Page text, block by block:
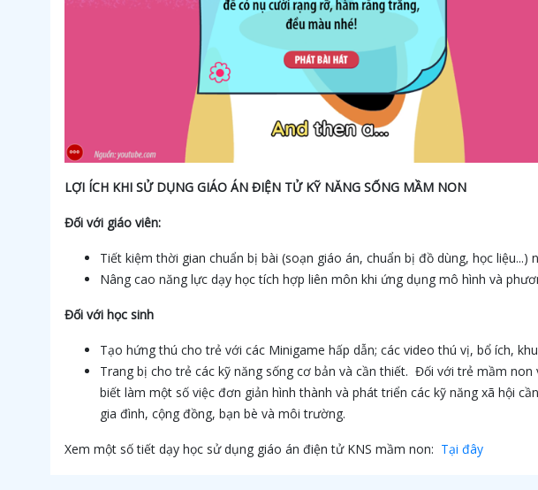
LỢI ÍCH KHI SỬ DỤNG GIÁO ÁN ĐIỆN TỬ KỸ NĂNG SỐNG MẦM NON
Đối với giáo viên:
Tiết kiệm thời gian chuẩn bị bài (soạn giáo án, chuẩn bị đồ dùng, học
Nâng cao năng lực dạy học tích hợp liên môn khi ứng dụng mô hình và
Đối với học sinh
Tạo hứng thú cho trẻ với các Minigame hấp dẫn; các video thú vị, bổ ích,
Trang bị cho trẻ các kỹ năng sống cơ bản và cần thiết. Đối với trẻ mầm
biết làm một số việc đơn giản hình thành và phát triển các kỹ năng xã hội
gia đình, cộng đồng, bạn bè và môi trường.
Xem một số tiết dạy học sử dụng giáo án điện tử KNS mầm non: Tại đây